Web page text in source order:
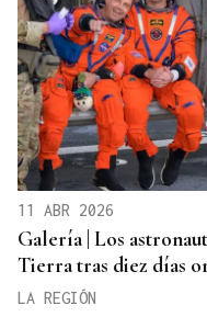
11 ABR 2026
Galería | Los
Tierra tras diez días
LA REGIÓN